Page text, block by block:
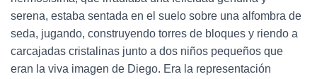
serena, estaba sentada en el suelo sobre una alfombra de
seda, jugando, construyendo torres de bloques y riendo a
carcajadas cristalinas junto a dos niños pequeños que
eran la viva imagen de Diego. Era la representación